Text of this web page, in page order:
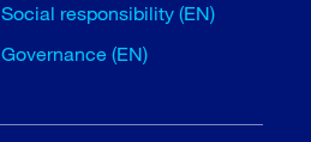
Social responsibility (EN)
Governance (EN)